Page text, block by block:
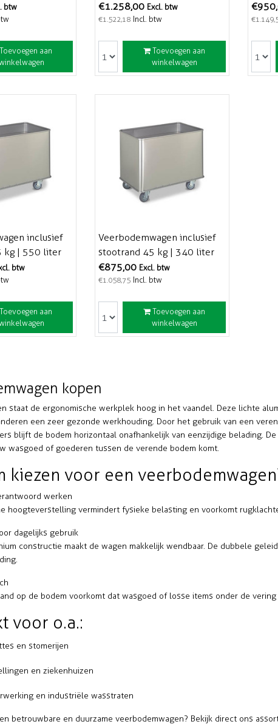
btw
Toevoegen aan
€1.258,00 Excl. btw
€1.522,18 Incl. btw
Toevoegen aan
winkelwagen
inclusief
kg | 550 liter
btw
Toevoegen aan
Veerbodemwagen inclusief
stootrand 45 kg | 340 liter
€875,00 Excl. btw
€1.058,75 Incl. btw
Toevoegen aan
winkelwagen
kopen
staat de ergonomische werkplek hoog in het vaandel. Deze lichte
een zeer gezonde werkhouding. Door het gebruik van een
blijft de bodem horizontaal onafhankelijk van eenzijdige belading.
wasgoed of goederen tussen de verende bodem komt.
kiezen voor een
werken
hoogteverstelling vermindert fysieke belasting en voorkomt
dagelijks gebruik
constructie maakt de wagen makkelijk wendbaar. De dubbele
op de bodem voorkomt dat wasgoed of losse items onder de
voor o.a.:
en stomerijen
en ziekenhuizen
en industriële wasstraten
betrouwbare en duurzame veerbodemwagen? Bekijk direct ons